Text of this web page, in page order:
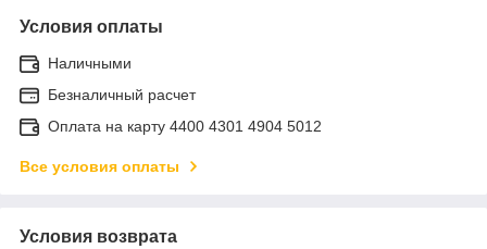
Условия оплаты
Наличными
Безналичный расчет
Оплата на карту 4400 4301 4904 5012
Все условия оплаты
Условия возврата